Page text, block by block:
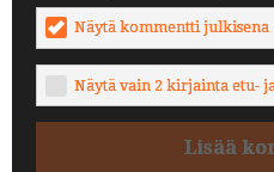
Näytä kommentti julkisena
Näytä vain 2 kirjainta etu-
Lisää